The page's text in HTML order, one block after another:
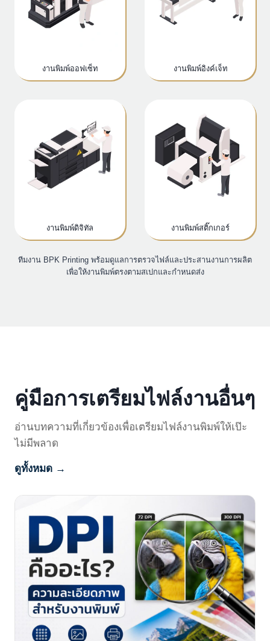
งานพิมพ์ออฟเซ็ท งานพิมพ์อิงค์เจ็ท
งานพิมพ์ดิจิทัล งานพิมพ์สติ๊กเกอร์
ทีมงาน BPK Printing พร้อมดูแลการตรวจไฟล์และประสานงานการผลิต
เพื่อให้งานพิมพ์ตรงตามสเปกและกำหนดส่ง
คู่มือการเตรียมไฟล์งานอื่นๆ
อ่านบทความที่เกี่ยวข้องเพื่อเตรียมไฟล์งานพิมพ์ให้เป๊ะ
ไม่มีพลาด
ดูทั้งหมด →